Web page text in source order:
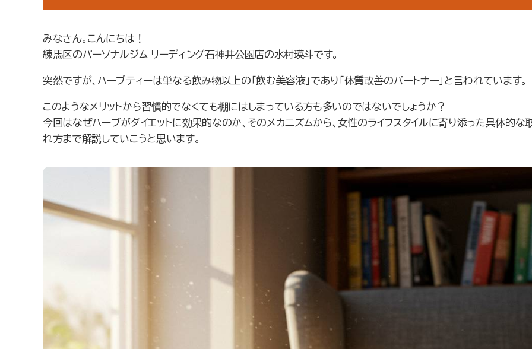
みなさん。こんにちは！
練馬区のパーソナルジム リーディング石神井公園店の水村瑛斗です。
突然ですが、ハーブティーは単なる飲み物以上の「飲む美容液」であり「体質改善のパートナー」と言われています。
このようなメリットから習慣的でなくても棚にはしまっている方も多いのではないでしょうか？
今回はなぜハーブがダイエットに効果的なのか、そのメカニズムから、女性のライフスタイルに寄り添った具体的な
れ方まで解説していこうと思います。